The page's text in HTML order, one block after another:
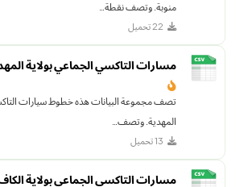
منوبة. وتصف نقطة…
مسارات التاكسي الجماعي بولاية
تصف مجموعة البيانات هذه خطوط سيارات
المهدية. وتصف…
مسارات التاكسي الجماعي بولاية